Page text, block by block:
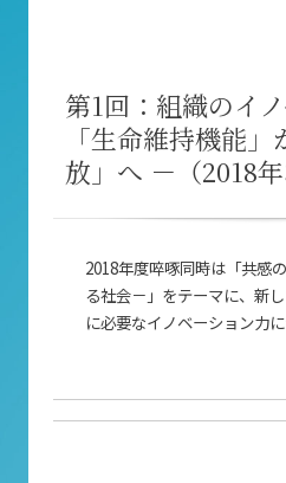
第1回：組織のイ
「生命維持機能
放」へ －（2018年
2018年度啐啄同時は「共感
る社会－」をテーマに、新
に必要なイノベーション力